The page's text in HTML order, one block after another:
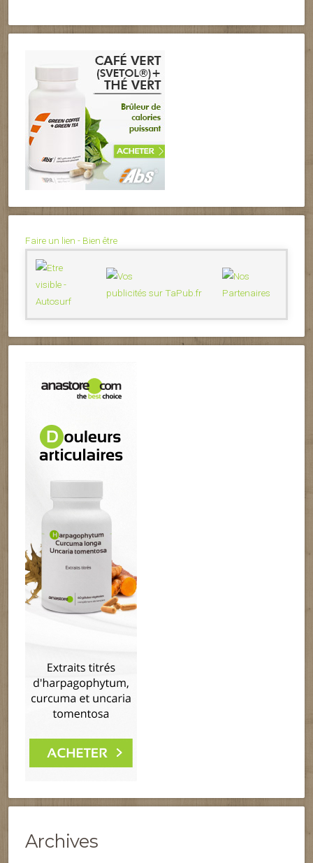
Faire un lien - Bien être
Archives